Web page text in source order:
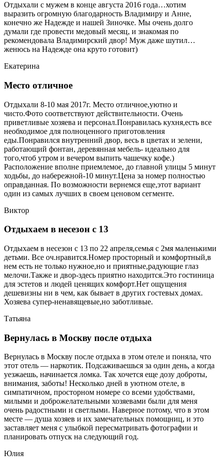
Отдыхали с мужем в конце августа 2016 года…хотим
выразить огромную благодарность Владимиру и Анне,
конечно же Надежде и нашей Зиночке. Мы очень долго
думали где провести медовый месяц, и знакомая по
рекомендовала Владимирский двор! Муж даже шутил…
женюсь на Надежде она круто готовит)
Екатерина
Место отличное
Отдыхали 8-10 мая 2017г. Место отличное,уютно и
чисто.Фото соответствуют действительности. Очень
приветливые хозяева и персонал.Понравилась кухня,есть все
необходимое для полноценного приготовления
еды.Понравился внутренний двор, весь в цветах и зелени,
работающий фонтан, деревянная мебель- идеально для
того,чтоб утром и вечером выпить чашечку кофе.)
Расположение вполне приемлемое, до главной улицы 5 минут
ходьбы, до набережной-10 минут.Цена за номер полностью
оправданная. По возможности вернемся еще,этот вариант
один из самых лучших в своем ценовом сегменте.
Виктор
Отдыхаем в несезон с 13
Отдыхаем в несезон с 13 по 22 апреля,семья с 2мя маленькими
детьми. Все оч.нравится.Номер просторный и комфортный,в
нем есть не только нужное,но и приятные,радующие глаз
мелочи.Также и двор-здесь приятно находится.Это гостиница
для эстетов и людей ценящих комфорт.Нет ощущения
дешевизны ни в чем, как бывает в других гостевых домах.
Хозяева супер-ненавящевые,но заботливые.
Татьяна
Вернулась в Москву после отдыха
Вернулась в Москву после отдыха в этом отеле и поняла, что
этот отель — наркотик. Подсаживаешься за один день, а когда
уезжаешь, начинается ломка. Так хочется еще дозу доброты,
внимания, заботы! Несколько дней в уютном отеле, в
симпатичном, просторном номере со всеми удобствами,
милыми и доброжелательными хозяевами были для меня
очень радостными и светлыми. Наверное потому, что в этом
месте — душа хозяев и их замечательных помощниц, и это
заставляет меня с улыбкой пересматривать фотографии и
планировать отпуск на следующий год.
Юлия